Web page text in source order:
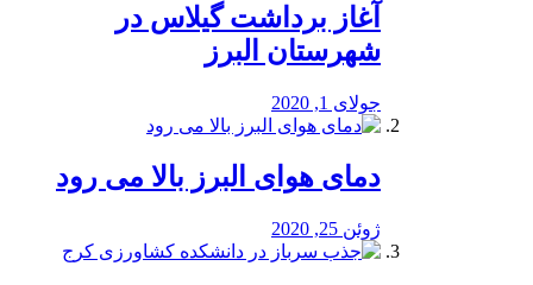
آغاز برداشت گیلاس در
شهرستان البرز
جولای 1, 2020
دمای هوای البرز بالا می رود
ژوئن 25, 2020